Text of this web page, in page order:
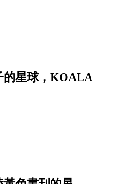
的星球，KOALA